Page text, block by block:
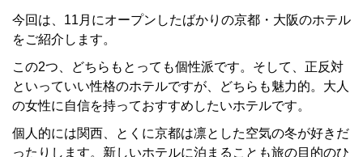
今回は、11月にオープンしたばかりの京都・大阪のホテル
をご紹介します。
この2つ、どちらもとっても個性派です。そして、正反対
といっていい性格のホテルですが、どちらも魅力的。大人
の女性に自信を持っておすすめしたいホテルです。
個人的には関西、とくに京都は凛とした空気の冬が好きだ
ったりします。新しいホテルに泊まることも旅の目的のひ